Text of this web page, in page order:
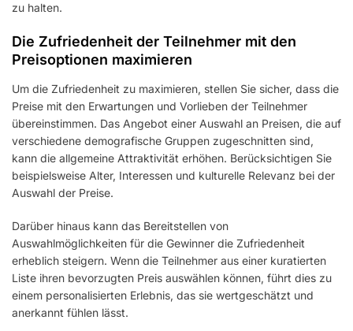
zu halten.
Die Zufriedenheit der Teilnehmer mit den
Preisoptionen maximieren
Um die Zufriedenheit zu maximieren, stellen Sie sicher, dass die
Preise mit den Erwartungen und Vorlieben der Teilnehmer
übereinstimmen. Das Angebot einer Auswahl an Preisen, die auf
verschiedene demografische Gruppen zugeschnitten sind,
kann die allgemeine Attraktivität erhöhen. Berücksichtigen Sie
beispielsweise Alter, Interessen und kulturelle Relevanz bei der
Auswahl der Preise.
Darüber hinaus kann das Bereitstellen von
Auswahlmöglichkeiten für die Gewinner die Zufriedenheit
erheblich steigern. Wenn die Teilnehmer aus einer kuratierten
Liste ihren bevorzugten Preis auswählen können, führt dies zu
einem personalisierten Erlebnis, das sie wertgeschätzt und
anerkannt fühlen lässt.